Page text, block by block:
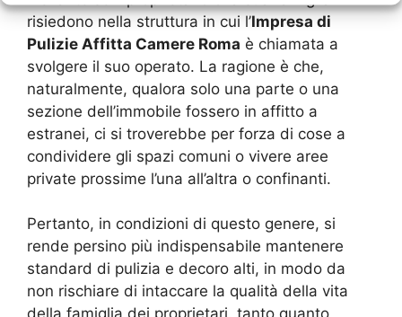
risiedono nella struttura in cui l’Impresa di
Pulizie Affitta Camere Roma è chiamata a
svolgere il suo operato. La ragione è che,
naturalmente, qualora solo una parte o una
sezione dell’immobile fossero in affitto a
estranei, ci si troverebbe per forza di cose a
condividere gli spazi comuni o vivere aree
private prossime l’una all’altra o confinanti.
Pertanto, in condizioni di questo genere, si
rende persino più indispensabile mantenere
standard di pulizia e decoro alti, in modo da
non rischiare di intaccare la qualità della vita